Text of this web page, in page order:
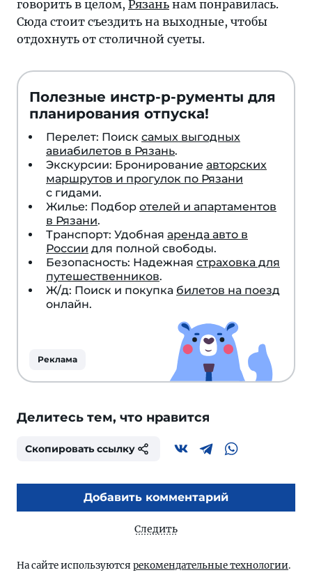
говорить в целом, Рязань нам понравилась.
Сюда стоит съездить на выходные, чтобы
отдохнуть от столичной суеты.
Полезные инстр-р-рументы для
планирования отпуска!
Перелет: Поиск самых выгодных
авиабилетов в Рязань.
Экскурсии: Бронирование авторских
маршрутов и прогулок по Рязани
с гидами.
Жилье: Подбор отелей и апартаментов
в Рязани.
Транспорт: Удобная аренда авто в
России для полной свободы.
Безопасность: Надежная страховка для
путешественников.
Ж/д: Поиск и покупка билетов на поезд
онлайн.
Реклама
Делитесь тем, что нравится
Скопировать ссылку
Добавить комментарий
Следить
На сайте используются рекомендательные технологии.